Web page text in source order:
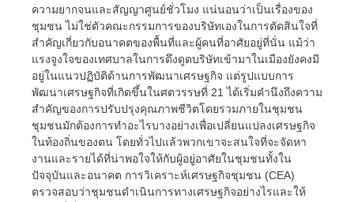
ความยากจนและสัญญาศูนย์ชั่วโมง แน่นอนว่าเป็นเรื่องของ
ชุมชน ไม่ใช่ตัวคณะกรรมการของบริษัทเองในการตัดสินใจที่
สำคัญเกี่ยวกับอนาคตของพื้นที่และผู้คนที่อาศัยอยู่ที่นั่น แม้ว่า
แรงจูงใจของเทศบาลในการดึงดูดบริษัทเข้ามาในเมืองยังคงมี
อยู่ในแนวปฏิบัติด้านการพัฒนาเศรษฐกิจ แต่รูปแบบการ
พัฒนาเศรษฐกิจที่เกิดขึ้นในศตวรรษที่ 21 ได้เริ่มคำนึงถึงความ
สำคัญของการปรับปรุงคุณภาพชีวิตโดยรวมภายในชุมชน
ชุมชนมักต้องการทำอะไรบางอย่างเพื่อเปลี่ยนแปลงเศรษฐกิจ
ในท้องถิ่นของตน โดยทั่วไปแล้วพวกเขาจะสนใจที่จะจัดหา
งานและรายได้ที่น่าพอใจให้กับผู้อยู่อาศัยในชุมชนทั้งใน
ปัจจุบันและอนาคต การวิเคราะห์เศรษฐกิจชุมชน (CEA)
ตรวจสอบว่าชุมชนดำเนินการทางเศรษฐกิจอย่างไรและให้